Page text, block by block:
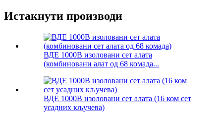
Истакнути производи
ВДЕ 1000В изоловани сет алата
(комбиновани алат од 68 комада...
ВДЕ 1000В изоловани сет алата (16 ком сет
усадних кључева)